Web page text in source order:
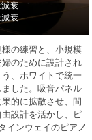
衰
衰
の練習と、小規模
のために設計され
、ホワイトで統一
した。吸音パネル
的に拡散させ、間
設計を活かし、ピ
インウェイのピアノ